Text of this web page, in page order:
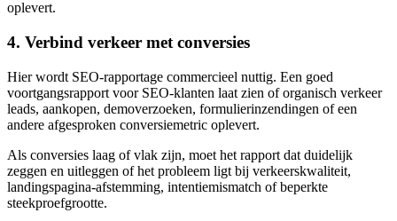
oplevert.
4. Verbind verkeer met conversies
Hier wordt SEO-rapportage commercieel nuttig. Een goed
voortgangsrapport voor SEO-klanten laat zien of organisch verkeer
leads, aankopen, demoverzoeken, formulierinzendingen of een
andere afgesproken conversiemetric oplevert.
Als conversies laag of vlak zijn, moet het rapport dat duidelijk
zeggen en uitleggen of het probleem ligt bij verkeerskwaliteit,
landingspagina-afstemming, intentiemismatch of beperkte
steekproefgrootte.